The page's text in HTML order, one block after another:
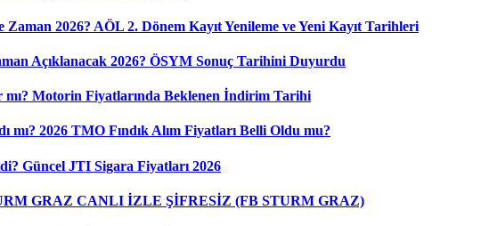
Zaman 2026? AÖL 2. Dönem Kayıt Yenileme ve Yeni Kayıt Tarihleri
Açıklanacak 2026? ÖSYM Sonuç Tarihini Duyurdu
Motorin Fiyatlarında Beklenen İndirim Tarihi
mı? 2026 TMO Fındık Alım Fiyatları Belli Oldu mu?
Güncel JTI Sigara Fiyatları 2026
GRAZ CANLI İZLE ŞİFRESİZ (FB STURM GRAZ)